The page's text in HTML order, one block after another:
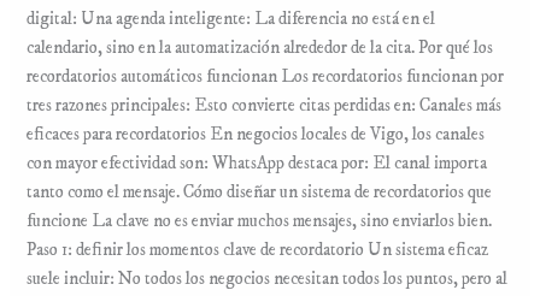
digital: Una agenda inteligente: La diferencia no está en el
calendario, sino en la automatización alrededor de la cita. Por qué los
recordatorios automáticos funcionan Los recordatorios funcionan por
tres razones principales: Esto convierte citas perdidas en: Canales más
eficaces para recordatorios En negocios locales de Vigo, los canales
con mayor efectividad son: WhatsApp destaca por: El canal importa
tanto como el mensaje. Cómo diseñar un sistema de recordatorios que
funcione La clave no es enviar muchos mensajes, sino enviarlos bien.
Paso 1: definir los momentos clave de recordatorio Un sistema eficaz
suele incluir: No todos los negocios necesitan todos los puntos, pero al